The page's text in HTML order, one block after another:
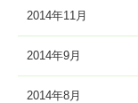
2014年11月
2014年9月
2014年8月